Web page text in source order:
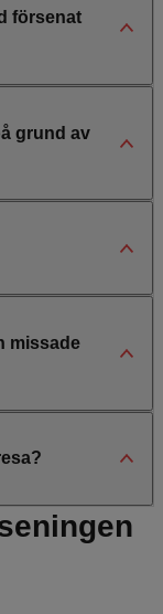
försenat
grund av
missade